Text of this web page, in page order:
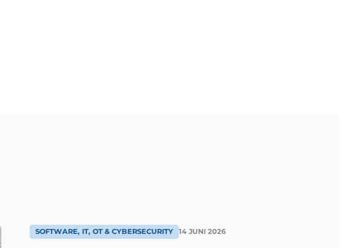
SOFTWARE, IT, OT & CYBERSECURITY 14 JUNI 2026